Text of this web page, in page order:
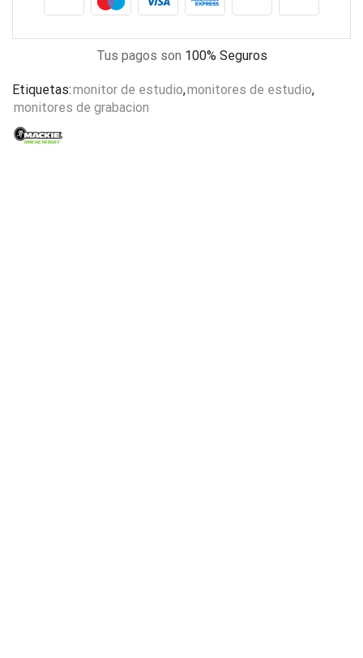
Tus pagos son 100% Seguros
Etiquetas:monitor de estudio,monitores de estudio,
monitores de grabacion